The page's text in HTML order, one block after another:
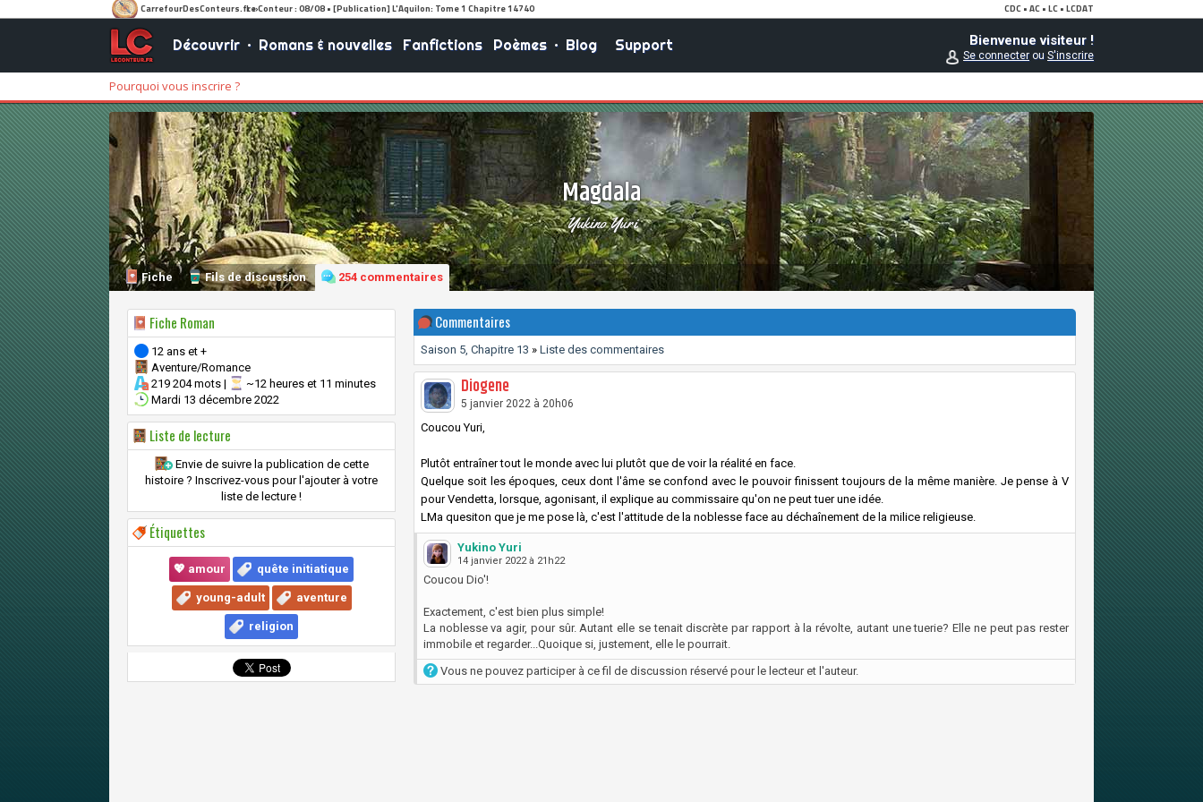
Découvrir• Romans & nouvelles Fanfictions Poèmes• Blog Support Bienvenue visiteur !
Se connecterou S'inscrire
Pourquoi vous inscrire ?
Magdala
Yukino Yuri
Fiche Fils de discussion 254 commentaires
Fiche Roman
12 ans et +
Aventure/Romance
219 204 mots |
~12 heures et 11 minutes
Mardi 13 décembre 2022
Liste de lecture
Envie de suivre la publication de cette
histoire ? Inscrivez-vous pour l'ajouter à votre
liste de lecture !
Étiquettes
💖 amour quête initiatique
young-adult aventure
religion
Commentaires
Saison 5, Chapitre 13 » Liste des commentaires
Diogene
5 janvier 2022 à 20h06
Coucou Yuri,
Plutôt entraîner tout le monde avec lui plutôt que de voir la réalité en face.
Quelque soit les époques, ceux dont l'âme se confond avec le pouvoir finissent toujours de la même manière. Je pense à V
pour Vendetta, lorsque, agonisant, il explique au commissaire qu'on ne peut tuer une idée.
LMa quesiton que je me pose là, c'est l'attitude de la noblesse face au déchaînement de la milice religieuse.
Yukino Yuri
14 janvier 2022 à 21h22
Coucou Dio'!
Exactement, c'est bien plus simple!
La noblesse va agir, pour sûr. Autant elle se tenait discrète par rapport à la révolte, autant une tuerie? Elle ne peut pas rester
immobile et regarder...Quoique si, justement, elle le pourrait.
Vous ne pouvez participer à ce fil de discussion réservé pour le lecteur et l'auteur.